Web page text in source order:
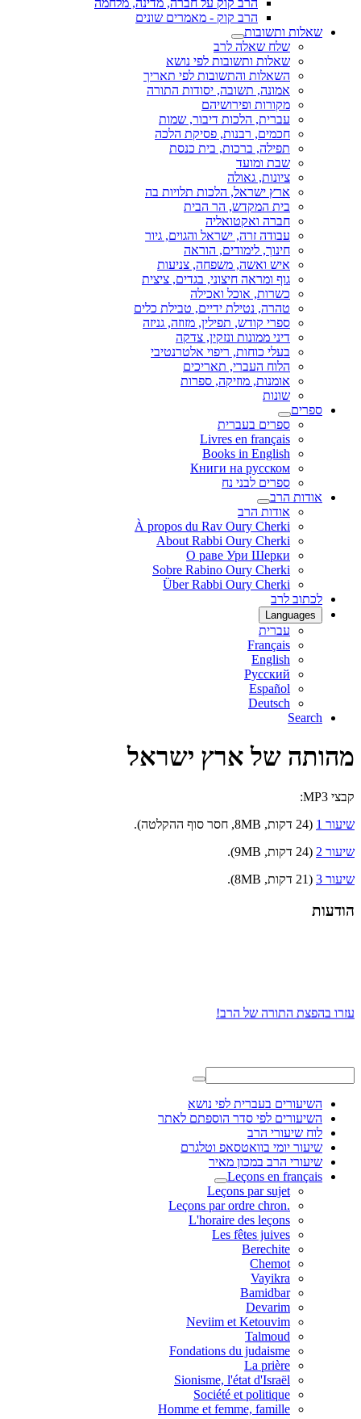
הרב קוק על חברה, מדינה, מלחמה
הרב קוק - מאמרים שונים
שאלות ותשובות
שלח שאלה לרב
שאלות ותשובות לפי נושא
השאלות והתשובות לפי תאריך
אמונה, תשובה, יסודות התורה
מקורות ופירושיהם
עברית, הלכות דיבור, שמות
חכמים, רבנות, פסיקת הלכה
תפילה, ברכות, בית כנסת
שבת ומועד
ציונות, גאולה
ארץ ישראל, הלכות תלויות בה
בית המקדש, הר הבית
חברה ואקטואליה
עבודה זרה, ישראל והגוים, גיור
חינוך, לימודים, הוראה
איש ואשה, משפחה, צניעות
גוף ומראה חיצוני, בגדים, ציצית
כשרות, אוכל ואכילה
טהרה, נטילת ידיים, טבילת כלים
ספרי קודש, תפילין, מזוזה, גניזה
דיני ממונות ונזקין, צדקה
בעלי כוחות, ריפוי אלטרנטיבי
הלוח העברי, תאריכים
אומנות, מוזיקה, ספרות
שונות
ספרים
ספרים בעברית
Livres en français
Books in English
Книги на русском
ספרים לבני נח
אודות הרב
אודות הרב
À propos du Rav Oury Cherki
About Rabbi Oury Cherki
О раве Ури Шерки
Sobre Rabino Oury Cherki
Über Rabbi Oury Cherki
לכתוב לרב
Languages
עברית
Français
English
Русский
Español
Deutsch
Search
מהותה של ארץ ישראל
קבצי MP3:
שיעור 1
(24 דקות, 8MB, חסר סוף ההקלטה).
שיעור 2
(24 דקות, 9MB).
שיעור 3
(21 דקות, 8MB).
הודעות
עזרו בהפצת התורה של הרב!
השיעורים בעברית לפי נושא
השיעורים לפי סדר הוספתם לאתר
לוח שיעורי הרב
שיעור יומי בוואטסאפ וטלגרם
שיעורי הרב במכון מאיר
Leçons en français
Leçons par sujet
.Leçons par ordre chron
L'horaire des leçons
Les fêtes juives
Berechite
Chemot
Vayikra
Bamidbar
Devarim
Neviim et Ketouvim
Talmoud
Fondations du judaisme
La prière
Sionisme, l'état d'Israël
Société et politique
Homme et femme, famille